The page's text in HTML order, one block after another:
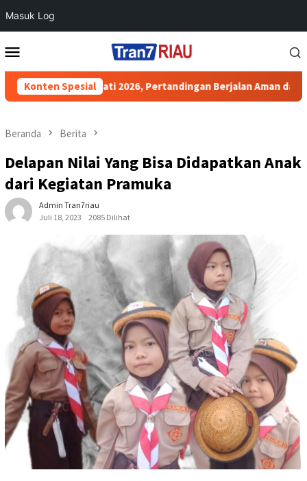
Masuk Log
ke
Mobile
Konten Spesial
Pertandingan Berjalan Aman dan Kondusif Polres
Beranda Berita
Delapan Nilai Yang Bisa Didapatkan Anak
dari Kegiatan Pramuka
Admin Tran7riau
Juli 18, 2023
2085 Dilihat